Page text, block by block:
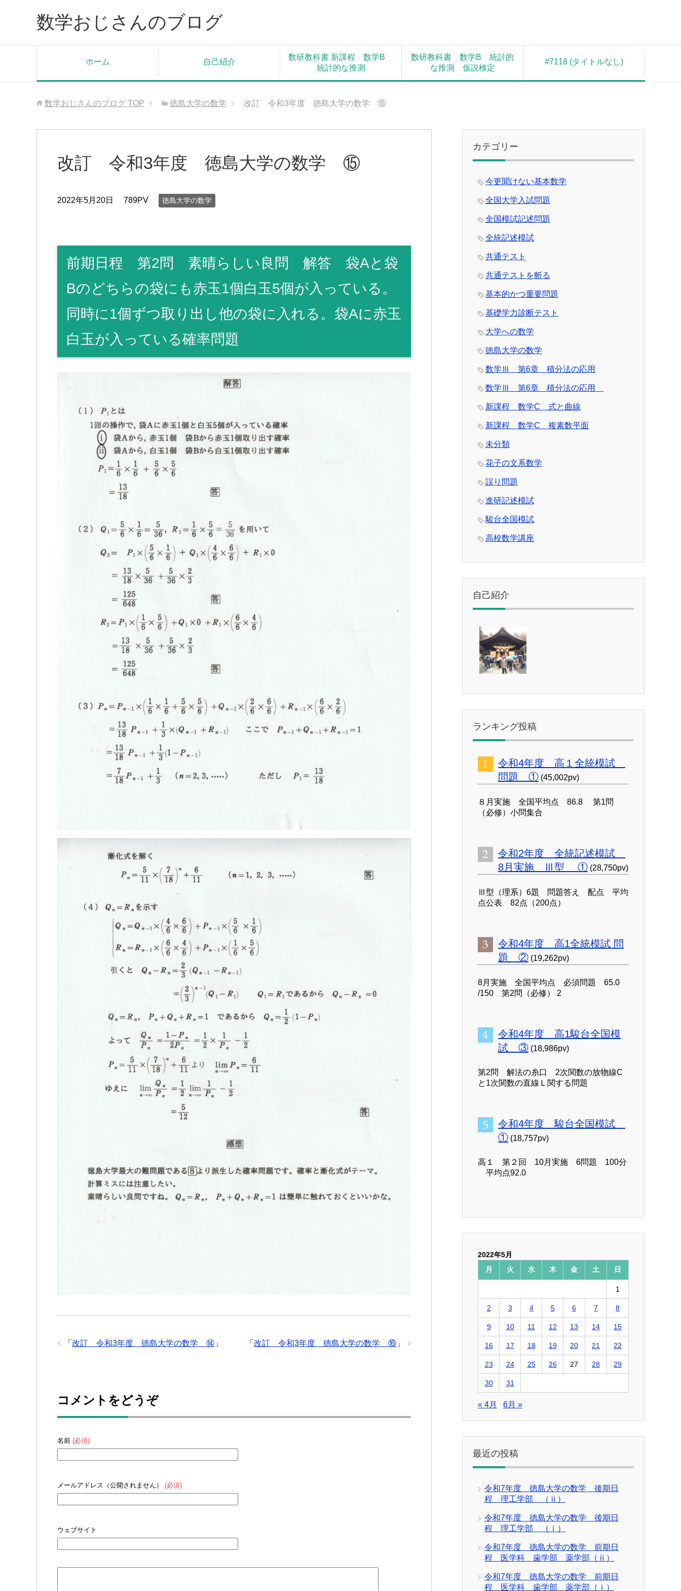
数学おじさんのブログ
ホーム 自己紹介
数研教科書 新課程 数学B
統計的な推測
数研教科書 数学B 統計的
な推測 仮説検定
#7118 (タイトルなし)
数学おじさんのブログ TOP 徳島大学の数学 改訂 令和3年度 徳島大学の数学 ⑮
改訂 令和3年度 徳島大学の数学 ⑮
2022年5月20日 789PV 徳島大学の数学
前期日程 第2問 素晴らしい良問 解答 袋Aと袋
Bのどちらの袋にも赤玉1個白玉5個が入っている。
同時に1個ずつ取り出し他の袋に入れる。袋Aに赤玉
白玉が入っている確率問題
「 改訂 令和3年度 徳島大学の数学 ⑯ 」
「 改訂 令和3年度 徳島大学の数学 ⑭ 」
コメントをどうぞ
名前 (必須)
メールアドレス（公開されません） (必須)
ウェブサイト
カテゴリー
今更聞けない基本数学
全国大学入試問題
全国模試記述問題
全統記述模試
共通テスト
共通テストを斬る
基本的かつ重要問題
基礎学力診断テスト
大学への数学
徳島大学の数学
数学Ⅲ 第6章 積分法の応用
数学Ⅲ 第6章 積分法の応用
新課程 数学C 式と曲線
新課程 数学C 複素数平面
未分類
花子の文系数学
誤り問題
進研記述模試
駿台全国模試
高校数学講座
自己紹介
ランキング投稿
令和4年度 高１全統模試
問題 ① (45,002pv)
８月実施 全国平均点 86.8 第1問
（必修）小問集合
令和2年度 全統記述模試
8月実施 Ⅲ型 ① (28,750pv)
Ⅲ型（理系）6題 問題答え 配点 平均
点公表 82点（200点）
令和4年度 高1全統模試 問
題 ② (19,262pv)
8月実施 全国平均点 必須問題 65.0
/150 第2問（必修） 2
令和4年度 高1駿台全国模
試 ③ (18,986pv)
第2問 解法の糸口 2次関数の放物線C
と1次関数の直線Ｌ関する問題
令和4年度 駿台全国模試
① (18,757pv)
高１ 第２回 10月実施 6問題 100分
平均点92.0
2022年5月
月
火 水 木 金 土 日
1
2 3 4 5 6 7 8
9 10 11 12 13 14 15
16 17 18 19 20 21 22
23 24 25 26 27 28 29
30 31
« 4月 6月 »
最近の投稿
令和7年度 徳島大学の数学 後期日
程 理工学部 （ⅱ）
令和7年度 徳島大学の数学 後期日
程 理工学部 （ⅰ）
令和7年度 徳島大学の数学 前期日
程 医学科 歯学部 薬学部（ⅱ）
令和7年度 徳島大学の数学 前期日
程 医学科 歯学部 薬学部（ⅰ）